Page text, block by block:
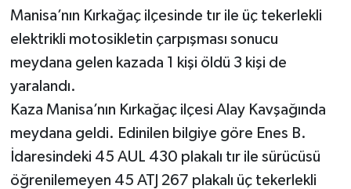
Manisa’nın Kırkağaç ilçesinde tır ile üç tekerlekli
elektrikli motosikletin çarpışması sonucu
meydana gelen kazada 1 kişi öldü 3 kişi de
yaralandı.
Kaza Manisa’nın Kırkağaç ilçesi Alay Kavşağında
meydana geldi. Edinilen bilgiye göre Enes B.
İdaresindeki 45 AUL 430 plakalı tır ile sürücüsü
öğrenilemeyen 45 ATJ 267 plakalı üç tekerlekli